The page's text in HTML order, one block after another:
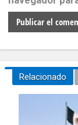
Relacionado